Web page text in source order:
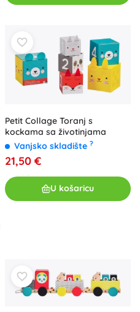
Petit Collage Toranj s
kockama sa životinjama
Vanjsko skladište ?
21,50 €
U košaricu